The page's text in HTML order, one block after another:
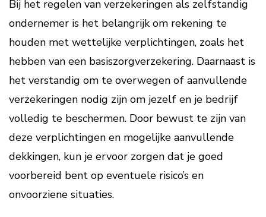
Bij het regelen van verzekeringen als zelfstandig
ondernemer is het belangrijk om rekening te
houden met wettelijke verplichtingen, zoals het
hebben van een basiszorgverzekering. Daarnaast is
het verstandig om te overwegen of aanvullende
verzekeringen nodig zijn om jezelf en je bedrijf
volledig te beschermen. Door bewust te zijn van
deze verplichtingen en mogelijke aanvullende
dekkingen, kun je ervoor zorgen dat je goed
voorbereid bent op eventuele risico’s en
onvoorziene situaties.